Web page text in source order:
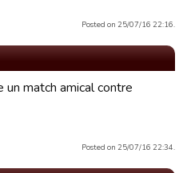
Posted on 25/07/16 22:16.
un match amical contre
Posted on 25/07/16 22:34.